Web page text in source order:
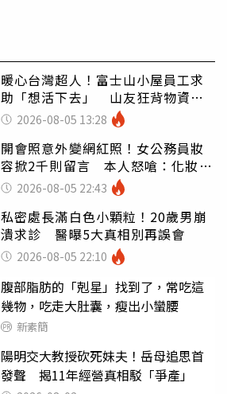
暖心台灣超人！富士山小屋員工求
助「想活下去」 山友狂背物資上
山：台灣真的是寶島
2026-08-05 13:28
開會照意外變網紅照！女公務員妝
容掀2千則留言 本人怒嗆：化妝有
錯嗎2026-08-05 22:43
私密處長滿白色小顆粒！20歲男崩
潰求診 醫曝5大真相別再誤會
2026-08-05 22:10
腹部脂肪的「剋星」找到了，常吃這
幾物，吃走大肚囊，瘦出小蠻腰
新素簡
陽明交大教授砍死妹夫！岳母追思首
發聲 揭11年經營真相駁「爭產」